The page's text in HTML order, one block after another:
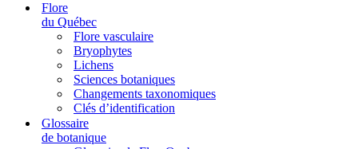
Flore
du Québec
Flore vasculaire
Bryophytes
Lichens
Sciences botaniques
Changements taxonomiques
Clés d’identification
Glossaire
de botanique